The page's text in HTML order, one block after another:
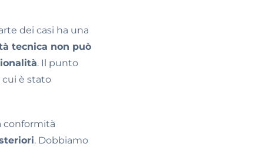
dei casi ha una
tecnica non può
. Il punto
è stato
conformità
. Dobbiamo